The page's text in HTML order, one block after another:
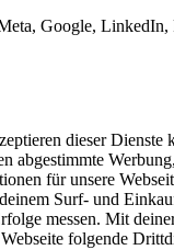
Google, LinkedIn,
dieser Dienste
abgestimmte
für unsere
Surf- und
messen. Mit
folgende